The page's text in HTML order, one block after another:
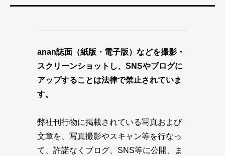
anan誌面（紙版・電子版）などを撮影・
スクリーンショットし、SNSやブログに
アップすることは法律で禁止されていま
す。
弊社刊行物に掲載されている写真および
文章を、写真撮影やスキャン等を行なっ
て、許諾なくブログ、SNS等に公開、ま